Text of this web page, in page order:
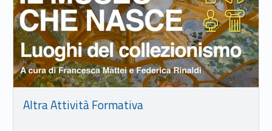
Altra Attività Formativa